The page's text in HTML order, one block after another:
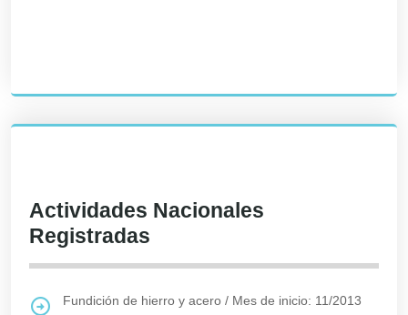
Actividades Nacionales
Registradas
Fundición de hierro y acero / Mes de inicio: 11/2013